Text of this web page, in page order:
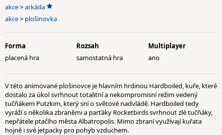
akce>arkáda
akce> plošinovka
Forma
placená hra
Rozsah
samostatná hra
Multiplayer
ano
V této animované plošinovce je hlavním hrdinou Hardboiled, kuře, které
dostalo za úkol svrhnout totalitní a nekompromisní režim vedený
tučňákem Putzkim, který sní o světové nadvládě. Hardboiled tedy
vyráží s několika zbraněmi a parťáky Rocketbirds svrhnout zlé tučňáky,
nepřátele ptačího města Albatropolis. Mimo zbraní využívají kuřata
hojně i své jetpacky pro pohyb vzduchem.